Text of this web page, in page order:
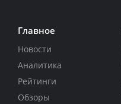
Главное
Новости
Аналитика
Рейтинги
Обзоры